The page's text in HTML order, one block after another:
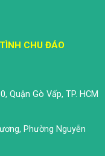
CHU ĐÁO
Quận Gò Vấp, TP. HCM
Phường Nguyễn